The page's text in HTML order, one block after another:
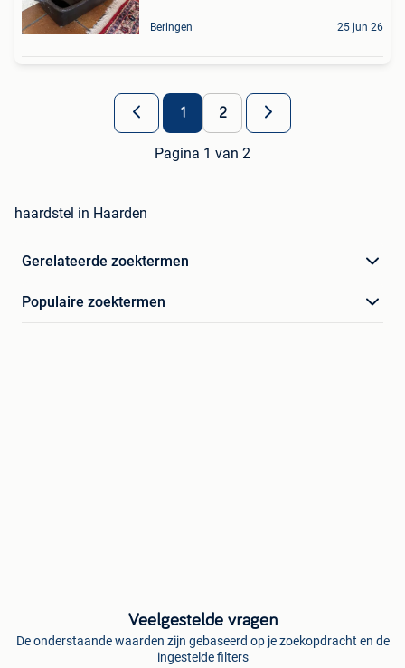
Beringen 25 jun 26
1 2
Pagina 1 van 2
haardstel in Haarden
Gerelateerde zoektermen
Populaire zoektermen
Veelgestelde vragen
De onderstaande waarden zijn gebaseerd op je zoekopdracht en de
ingestelde filters